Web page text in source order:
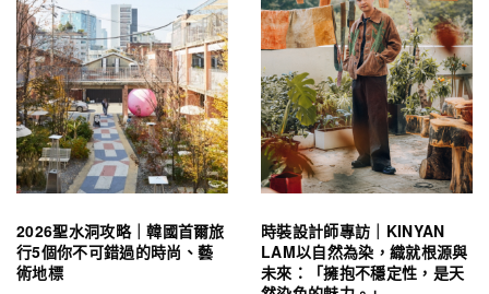
2026聖水洞攻略｜韓國首爾旅
行5個你不可錯過的時尚、藝
術地標
時裝設計師專訪｜KINYAN
LAM以自然為染，織就根源與
未來：「擁抱不穩定性，是天